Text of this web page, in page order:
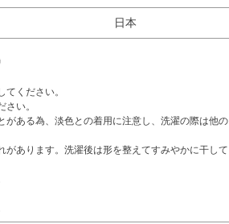
日本
ください。
い。
ある為、淡色との着用に注意し、洗濯の際は他の
あります。洗濯後は形を整えてすみやかに干して